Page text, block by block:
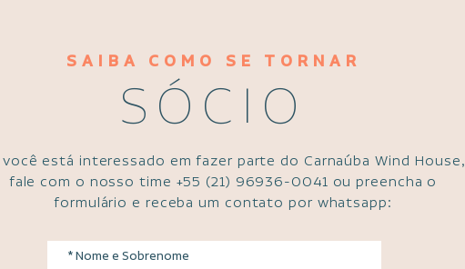
SAIBA COMO SE TORNAR
SÓCIO
você está interessado em fazer parte do Carnaúba Wind House,
fale com o nosso time +55 (21) 96936-0041 ou preencha o
formulário e receba um contato por whatsapp: